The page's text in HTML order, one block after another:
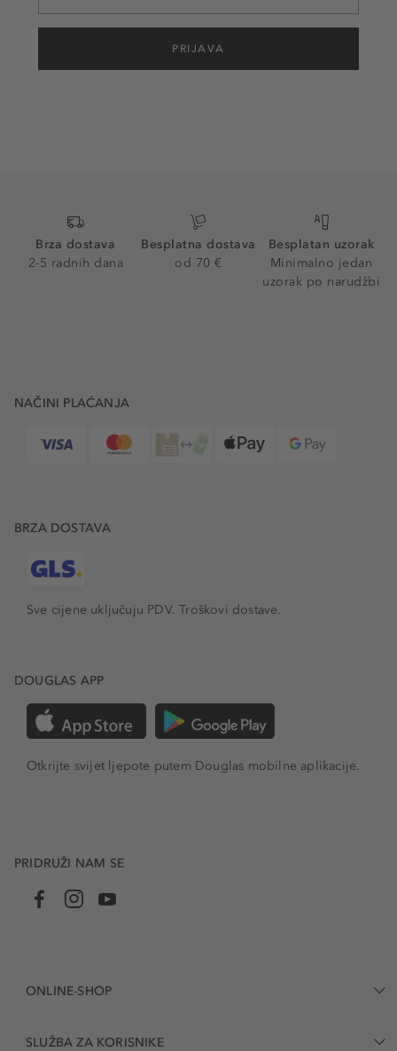
PRIJAVA
Brza dostava
2-5 radnih dana
Besplatna dostava
od 70 €
Besplatan uzorak
Minimalno jedan
uzorak po narudžbi
NAČINI PLAĆANJA
BRZA DOSTAVA
Sve cijene uključuju PDV.Troškovi dostave.
DOUGLAS APP
Otkrijte svijet ljepote putem Douglas mobilne aplikacije.
PRIDRUŽI NAM SE
ONLINE-SHOP
SLUŽBA ZA KORISNIKE